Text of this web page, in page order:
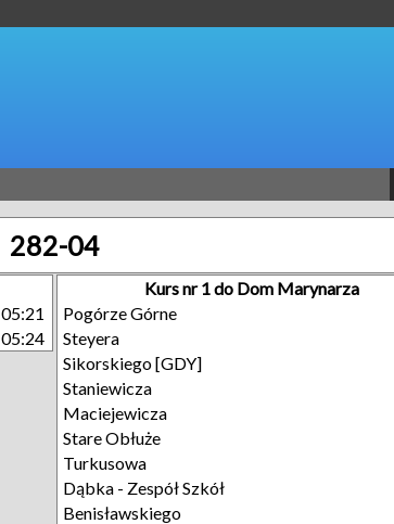
282-04
05:21
05:24
Kurs nr 1 do Dom Marynarza
Pogórze Górne
Steyera
Sikorskiego [GDY]
Staniewicza
Maciejewicza
Stare Obłuże
Turkusowa
Dąbka - Zespół Szkół
Benisławskiego